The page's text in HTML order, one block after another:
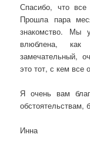
Спасибо, что
Прошла пара
знакомство. Мы
влюблена, как
замечательный,
это тот, с кем все
Я очень вам
обстоятельствам,
Инна